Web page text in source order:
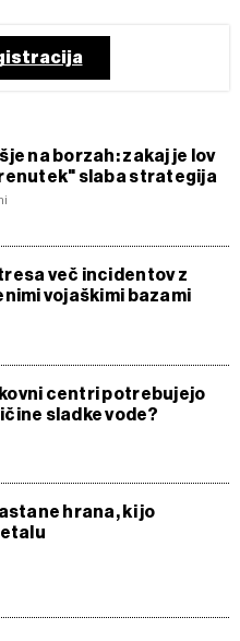
na borzah: zakaj je lov
slaba strategija
več incidentov z
vojaškimi bazami
centri potrebujejo
sladke vode?
hrana, ki jo